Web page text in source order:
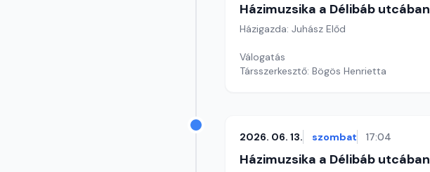
Házimuzsika a Délibáb utcában
Házigazda: Juhász Előd
Válogatás
Társszerkesztő: Bögös Henrietta
2026. 06. 13. szombat 17:04
Házimuzsika a Délibáb utcában